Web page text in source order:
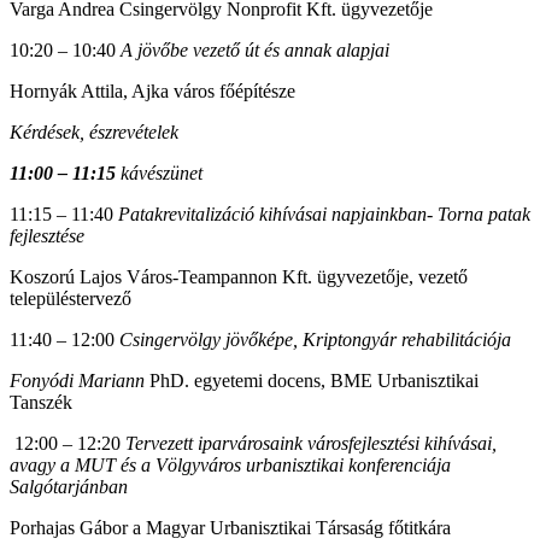
Varga Andrea Csingervölgy Nonprofit Kft. ügyvezetője
10:20 – 10:40 A jövőbe vezető út és annak alapjai
Hornyák Attila, Ajka város főépítésze
Kérdések, észrevételek
11:00 – 11:15 kávészünet
11:15 – 11:40 Patakrevitalizáció kihívásai napjainkban- Torna patak
fejlesztése
Koszorú Lajos Város-Teampannon Kft. ügyvezetője, vezető
településtervező
11:40 – 12:00 Csingervölgy jövőképe, Kriptongyár rehabilitációja
Fonyódi Mariann PhD. egyetemi docens, BME Urbanisztikai
Tanszék
12:00 – 12:20 Tervezett iparvárosaink városfejlesztési kihívásai,
avagy a MUT és a Völgyváros urbanisztikai konferenciája
Salgótarjánban
Porhajas Gábor a Magyar Urbanisztikai Társaság főtitkára